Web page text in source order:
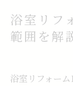
浴室リフ
範囲を解
浴室リフォー